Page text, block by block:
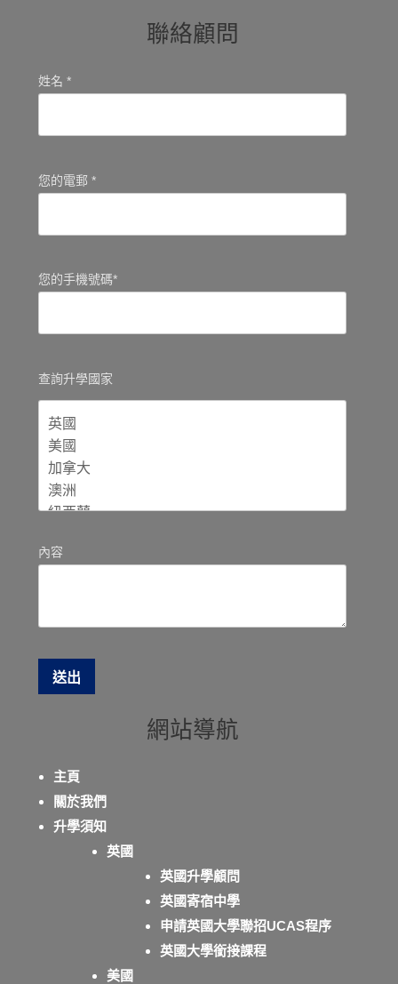
聯絡顧問
姓名 *
您的電郵 *
您的手機號碼*
查詢升學國家
內容
網站導航
主頁
關於我們
升學須知
英國
英國升學顧問
英國寄宿中學
申請英國大學聯招UCAS程序
英國大學銜接課程
美國